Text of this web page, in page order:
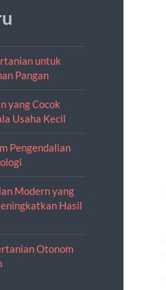
untuk
Pangan
yang Cocok
Usaha Kecil
Pengendalian
Modern yang
Hasil
Otonom